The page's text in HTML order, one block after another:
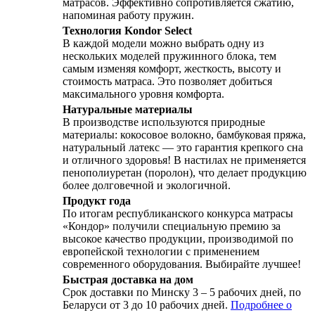
матрасов. Эффективно сопротивляется сжатию,
напоминая работу пружин.
Технология Kondor Select
В каждой модели можно выбрать одну из
нескольких моделей пружинного блока, тем
самым изменяя комфорт, жесткость, высоту и
стоимость матраса. Это позволяет добиться
максимального уровня комфорта.
Натуральные материалы
В производстве используются природные
материалы: кокосовое волокно, бамбуковая пряжа,
натуральный латекс — это гарантия крепкого сна
и отличного здоровья! В настилах не применяется
пенополиуретан (поролон), что делает продукцию
более долговечной и экологичной.
Продукт года
По итогам республиканского конкурса матрасы
«Кондор» получили специальную премию за
высокое качество продукции, производимой по
европейской технологии с применением
современного оборудования. Выбирайте лучшее!
Быстрая доставка на дом
Срок доставки по Минску 3 – 5 рабочих дней, по
Беларуси от 3 до 10 рабочих дней. Подробнее о